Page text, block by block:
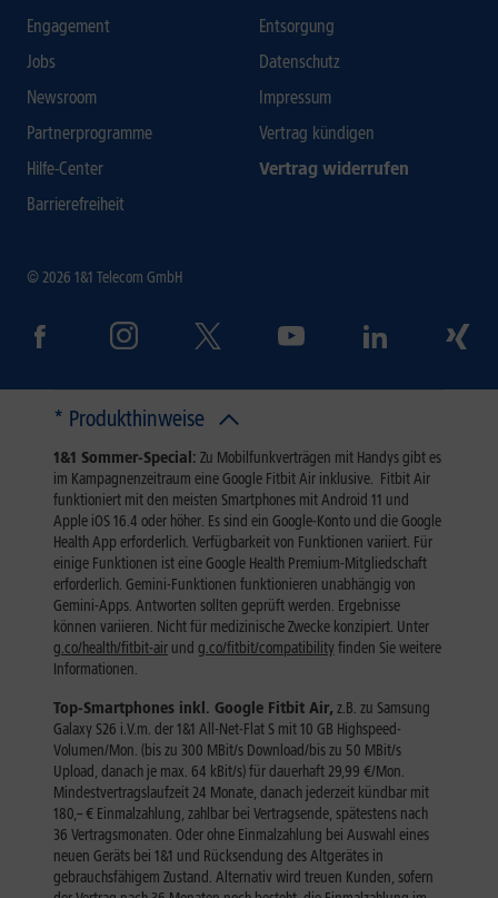
Engagement
Jobs
Newsroom
Partnerprogramme
Hilfe-Center
Barrierefreiheit
Entsorgung
Datenschutz
Impressum
Vertrag kündigen
Vertrag widerrufen
© 2026 1&1 Telecom GmbH